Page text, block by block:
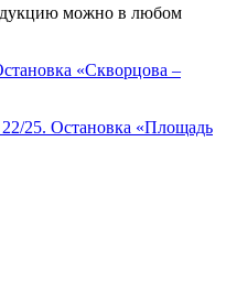
можно в любом
«Скворцова –
25. Остановка «Площадь